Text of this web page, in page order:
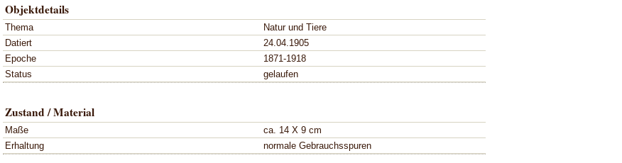
Objektdetails
Thema
Natur und Tiere
Datiert
24.04.1905
Epoche
1871-1918
Status
gelaufen
Zustand / Material
Maße
ca. 14 X 9 cm
Erhaltung
normale Gebrauchsspuren